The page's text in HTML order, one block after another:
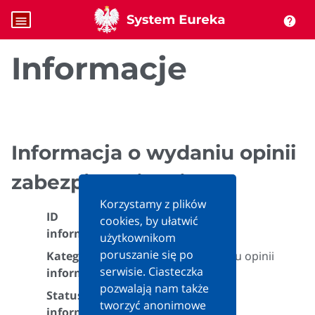
menu help
Informacje
Informacja o wydaniu opinii
zabezpieczającej
ID
informacji:
678113
Kategoria
informacji:
Informacja o wydaniu opinii
zabezpieczającej
Status
Aktualna
Korzystamy z plików
cookies, by ułatwić
użytkownikom
poruszanie się po
serwisie. Ciasteczka
pozwalają nam także
tworzyć anonimowe